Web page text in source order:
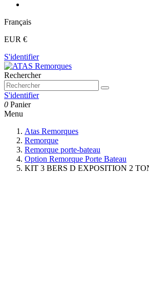
Français
EUR €
S'identifier
Rechercher
S'identifier
0 Panier
Menu
Atas Remorques
Remorque
Remorque porte-bateau
Option Remorque Porte Bateau
KIT 3 BERS D EXPOSITION 2